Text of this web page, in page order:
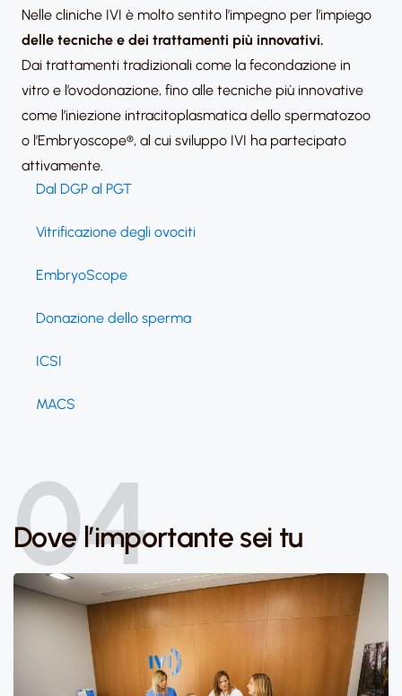
Nelle cliniche IVI è molto sentito l’impegno per l’impiego
delle tecniche e dei trattamenti più innovativi.
Dai trattamenti tradizionali come la fecondazione in
vitro e l’ovodonazione, fino alle tecniche più innovative
come l’iniezione intracitoplasmatica dello spermatozoo
o l’Embryoscope®, al cui sviluppo IVI ha partecipato
attivamente.
Dal DGP al PGT
Vitrificazione degli ovociti
EmbryoScope
Donazione dello sperma
ICSI
MACS
04
Dove l’importante sei tu